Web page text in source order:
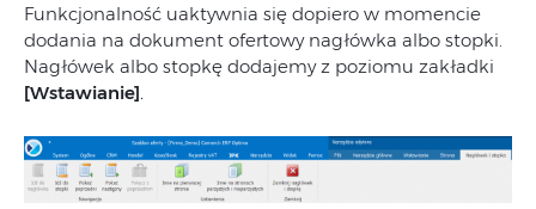
Funkcjonalność uaktywnia się dopiero w momencie
dodania na dokument ofertowy nagłówka albo stopki.
Nagłówek albo stopkę dodajemy z poziomu zakładki
[Wstawianie].